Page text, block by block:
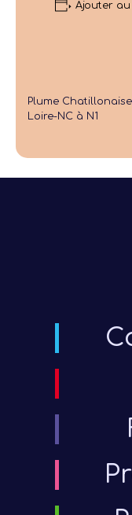
Ajouter
Plume
Loire-NC à N1